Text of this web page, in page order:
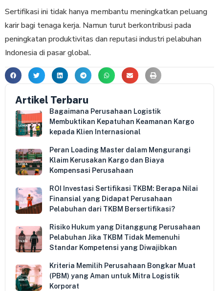
Sertifikasi ini tidak hanya membantu meningkatkan peluang
karir bagi tenaga kerja. Namun turut berkontribusi pada
peningkatan produktivitas dan reputasi industri pelabuhan
Indonesia di pasar global.
Artikel Terbaru
Bagaimana Perusahaan Logistik
Membuktikan Kepatuhan Keamanan Kargo
kepada Klien Internasional
Peran Loading Master dalam Mengurangi
Klaim Kerusakan Kargo dan Biaya
Kompensasi Perusahaan
ROI Investasi Sertifikasi TKBM: Berapa Nilai
Finansial yang Didapat Perusahaan
Pelabuhan dari TKBM Bersertifikasi?
Risiko Hukum yang Ditanggung Perusahaan
Pelabuhan Jika TKBM Tidak Memenuhi
Standar Kompetensi yang Diwajibkan
Kriteria Memilih Perusahaan Bongkar Muat
(PBM) yang Aman untuk Mitra Logistik
Korporat